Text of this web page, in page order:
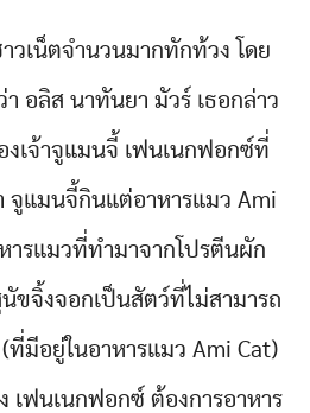
วเน็ตจำนวนมากทักท้วง โดย
อลิส นาทันยา มัวร์ เธอกล่าว
งเจ้าจูแมนจี้ เฟนเนกฟอกซ์ที่
จูแมนจี้กินแต่อาหารแมว Ami
ารแมวที่ทำมาจากโปรตีนผัก
ขจิ้งจอกเป็นสัตว์ที่ไม่สามารถ
ที่มีอยู่ในอาหารแมว Ami Cat)
เฟนเนกฟอกซ์ ต้องการอาหาร